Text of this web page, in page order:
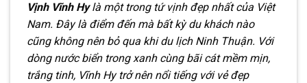
Vịnh Vĩnh Hylà một trong tứ vịnh đẹp nhất của Việt
Nam. Đây là điểm đến mà bất kỳ du khách nào
cũng không nên bỏ qua khi du lịch Ninh Thuận. Với
dòng nước biển trong xanh cùng bãi cát mềm mịn,
trắng tinh, Vĩnh Hy trở nên nổi tiếng với vẻ đẹp